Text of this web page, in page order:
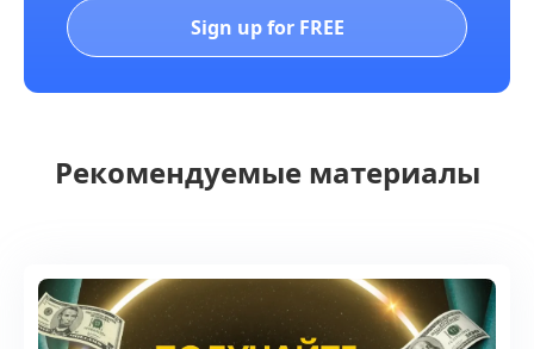
Sign up for FREE
Рекомендуемые материалы